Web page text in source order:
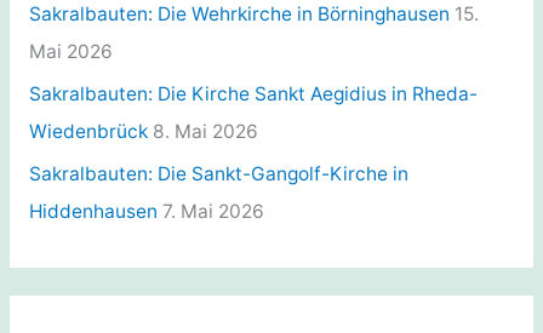
Sakralbauten: Die Wehrkirche in Börninghausen 15.
Mai 2026
Sakralbauten: Die Kirche Sankt Aegidius in Rheda-
Wiedenbrück 8. Mai 2026
Sakralbauten: Die Sankt-Gangolf-Kirche in
Hiddenhausen 7. Mai 2026